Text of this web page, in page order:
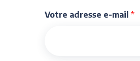
Votre adresse e-mail *